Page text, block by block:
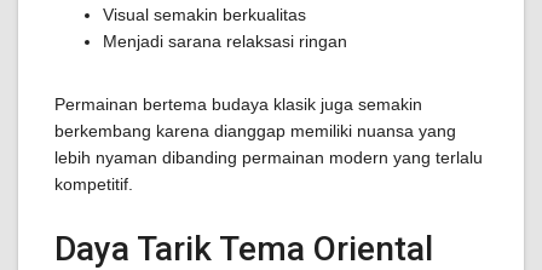
Visual semakin berkualitas
Menjadi sarana relaksasi ringan
Permainan bertema budaya klasik juga semakin
berkembang karena dianggap memiliki nuansa yang
lebih nyaman dibanding permainan modern yang terlalu
kompetitif.
Daya Tarik Tema Oriental